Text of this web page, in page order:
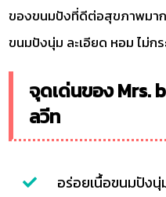
ของขนมปังที่ดีต่อสุขภาพมา
ขนมปังนุ่ม ละเอียด หอม ไม่ก
จุดเด่นของ Mrs.
ลวีท
อร่อยเนื้อขนมปังนุ่